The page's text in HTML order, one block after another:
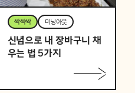
싹싹싹 미닝아웃
신념으로 내 장바구니 채
우는 법 5가지